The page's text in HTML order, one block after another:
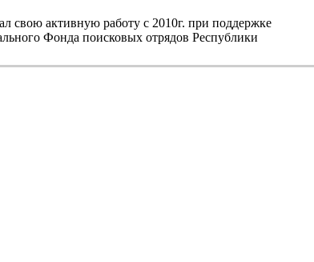
свою активную работу с 2010г. при поддержке
Фонда поисковых отрядов Республики